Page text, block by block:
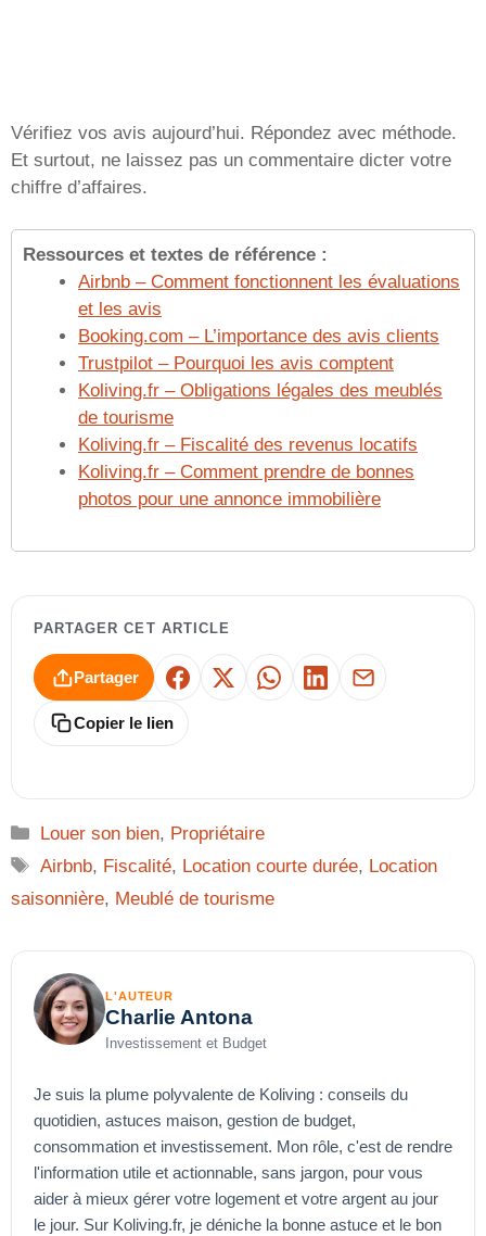
Vérifiez vos avis aujourd’hui. Répondez avec méthode.
Et surtout, ne laissez pas un commentaire dicter votre
chiffre d’affaires.
Ressources et textes de référence :
Airbnb – Comment fonctionnent les évaluations
et les avis
Booking.com – L’importance des avis clients
Trustpilot – Pourquoi les avis comptent
Koliving.fr – Obligations légales des meublés
de tourisme
Koliving.fr – Fiscalité des revenus locatifs
Koliving.fr – Comment prendre de bonnes
photos pour une annonce immobilière
PARTAGER CET ARTICLE
Partager Facebook
X WhatsAppLinkedInE-mail
Copier le lien
Catégories
Louer son bien, Propriétaire
Étiquettes
Airbnb, Fiscalité, Location courte durée, Location
saisonnière, Meublé de tourisme
L'AUTEUR
Charlie Antona
Investissement et Budget
Je suis la plume polyvalente de Koliving : conseils du
quotidien, astuces maison, gestion de budget,
consommation et investissement. Mon rôle, c'est de rendre
l'information utile et actionnable, sans jargon, pour vous
aider à mieux gérer votre logement et votre argent au jour
le jour. Sur Koliving.fr, je déniche la bonne astuce et le bon